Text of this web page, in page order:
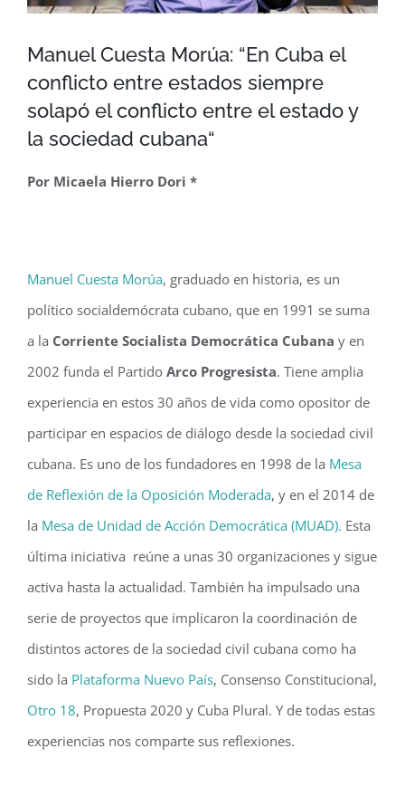
Manuel Cuesta Morúa: “En Cuba el
conflicto entre estados siempre
solapó el conflicto entre el estado y
la sociedad cubana“
Por Micaela Hierro Dori *
Manuel Cuesta Morúa, graduado en historia, es un
político socialdemócrata cubano, que en 1991 se suma
a la Corriente Socialista Democrática Cubana y en
2002 funda el Partido Arco Progresista. Tiene amplia
experiencia en estos 30 años de vida como opositor de
participar en espacios de diálogo desde la sociedad civil
cubana. Es uno de los fundadores en 1998 de la Mesa
de Reflexión de la Oposición Moderada, y en el 2014 de
la Mesa de Unidad de Acción Democrática (MUAD). Esta
última iniciativa reúne a unas 30 organizaciones y sigue
activa hasta la actualidad. También ha impulsado una
serie de proyectos que implicaron la coordinación de
distintos actores de la sociedad civil cubana como ha
sido la Plataforma Nuevo País, Consenso Constitucional,
Otro 18, Propuesta 2020 y Cuba Plural. Y de todas estas
experiencias nos comparte sus reflexiones.